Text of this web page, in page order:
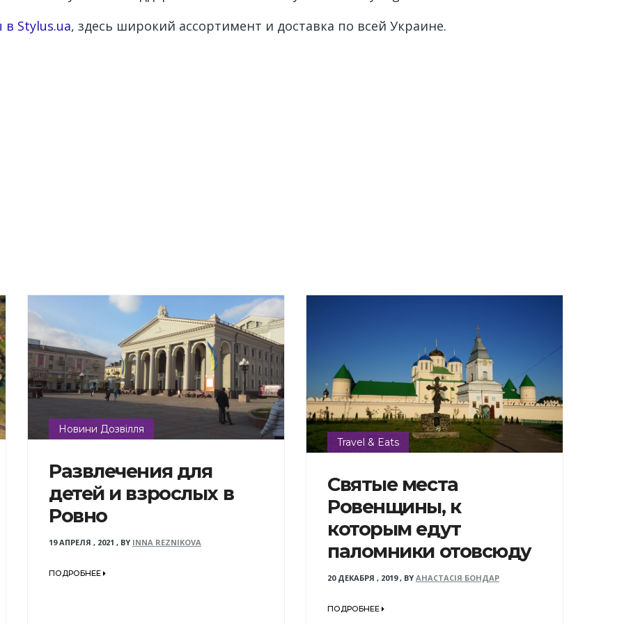
Stylus.ua, здесь широкий ассортимент и доставка по всей Украине.
Новини Дозвілля
Развлечения для
детей и взрослых в
Ровно
19 АПРЕЛЯ , 2021 , BY INNA REZNIKOVA
ПОДРОБНЕЕ
Travel & Eats
Святые места
Ровенщины, к
которым едут
паломники отовсюду
20 ДЕКАБРЯ , 2019, BY АНАСТАСІЯ БОНДАР
ПОДРОБНЕЕ